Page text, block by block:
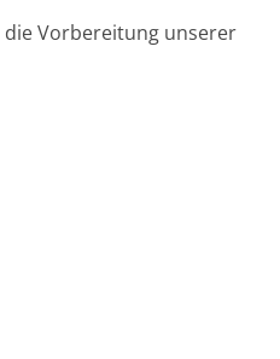
die Vorbereitung unserer